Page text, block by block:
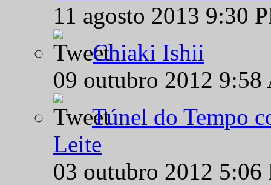
11 agosto 2013 9:30
Chiaki Ishii
09 outubro 2012
Túnel do Tempo
Leite
03 outubro 2012